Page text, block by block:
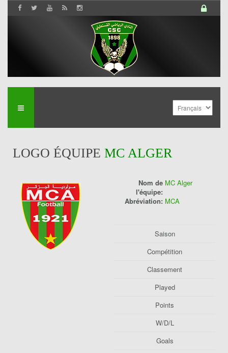
LOGO ÉQUIPE MC ALGER
Nom de
l'équipe:
MC Alger
Abréviation: MCA
History
Saison
Compétition
Classement
Played
Points
W/D/L
Goals